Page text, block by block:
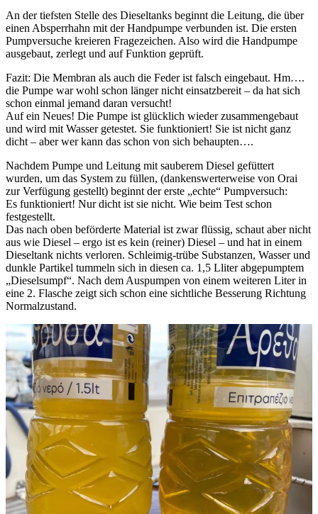
An der tiefsten Stelle des Dieseltanks beginnt die Leitung, die über
einen Absperrhahn mit der Handpumpe verbunden ist. Die ersten
Pumpversuche kreieren Fragezeichen. Also wird die Handpumpe
ausgebaut, zerlegt und auf Funktion geprüft.
Fazit: Die Membran als auch die Feder ist falsch eingebaut. Hm….
die Pumpe war wohl schon länger nicht einsatzbereit – da hat sich
schon einmal jemand daran versucht!
Auf ein Neues! Die Pumpe ist glücklich wieder zusammengebaut
und wird mit Wasser getestet. Sie funktioniert! Sie ist nicht ganz
dicht – aber wer kann das schon von sich behaupten….
Nachdem Pumpe und Leitung mit sauberem Diesel gefüttert
wurden, um das System zu füllen, (dankenswerterweise von Orai
zur Verfügung gestellt) beginnt der erste „echte“ Pumpversuch:
Es funktioniert! Nur dicht ist sie nicht. Wie beim Test schon
festgestellt.
Das nach oben beförderte Material ist zwar flüssig, schaut aber nicht
aus wie Diesel – ergo ist es kein (reiner) Diesel – und hat in einem
Dieseltank nichts verloren. Schleimig-trübe Substanzen, Wasser und
dunkle Partikel tummeln sich in diesen ca. 1,5 Lliter abgepumptem
„Dieselsumpf“. Nach dem Auspumpen von einem weiteren Liter in
eine 2. Flasche zeigt sich schon eine sichtliche Besserung Richtung
Normalzustand.